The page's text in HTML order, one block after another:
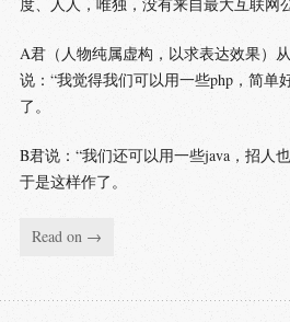
A君（人物纯属虚构，以求表达效果）
说：“我觉得我们可以用一些php，简单
了。
B君说：“我们还可以用一些java，招人
于是这样作了。
Read on →